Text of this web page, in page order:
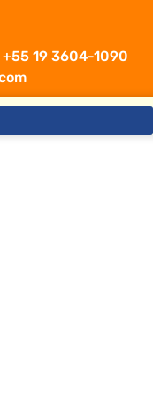
+55 19 3604-1090